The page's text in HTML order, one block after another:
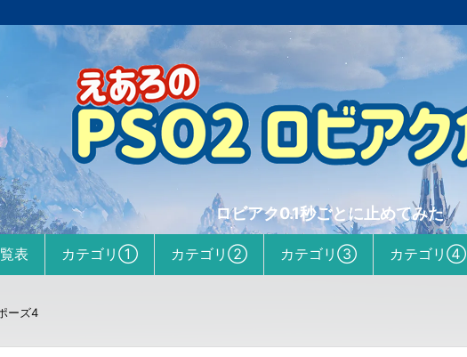
ロビアク0.1秒ごとに止めてみた
表 カテゴリ① カテゴリ② カテゴリ③ カテゴリ④
ーズ4